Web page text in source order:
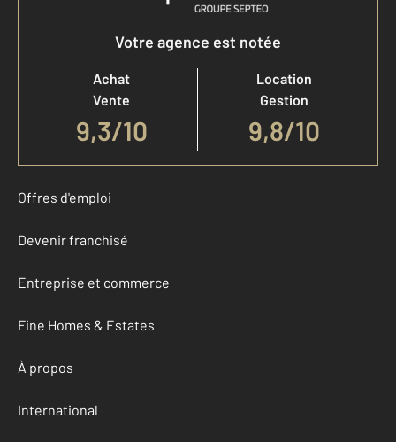
Votre agence est notée
Achat
Vente
9,3/10
Location
Gestion
9,8/10
Offres d'emploi
Devenir franchisé
Entreprise et commerce
Fine Homes & Estates
À propos
International